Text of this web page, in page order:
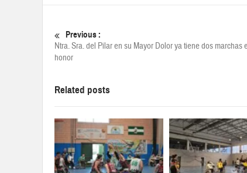
Previous :
Ntra. Sra. del Pilar en su Mayor Dolor ya tiene dos marchas
honor
Related posts